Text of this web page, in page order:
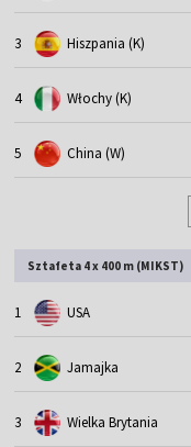
3 Hiszpania (K)
4 Włochy (K)
5 China (W)
Sztafeta 4 x 400 m (MIKST)
1 USA
2 Jamajka
3 Wielka Brytania